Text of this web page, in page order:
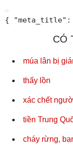
{ "meta_title":
CÓ
múa lân bị
thấy lồn
xác chết
tiền Trung
cháy rừng,